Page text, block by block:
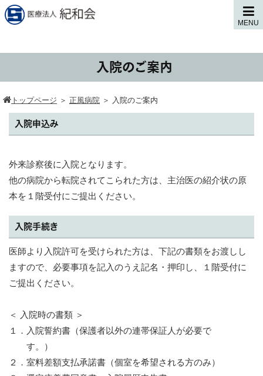
MENU
入院のご案内
トップページ ＞ 正風病院 ＞ 入院のご案内
入院申込み
外来診察後に入院となります。
他の病院から転院されてこられた方は、主治医の紹介状の原
本を１階受付にご提出ください。
入院手続き
医師より入院許可を受けられた方は、下記の書類をお渡しし
ますので、必要事項を記入のうえ記名・押印し、１階受付に
ご提出ください。
＜ 入院時の書類 ＞
１．入院誓約書（保護者以外の連帯保証人が必要で
す。）
２．室料差額支払承諾書（個室を希望される方のみ）